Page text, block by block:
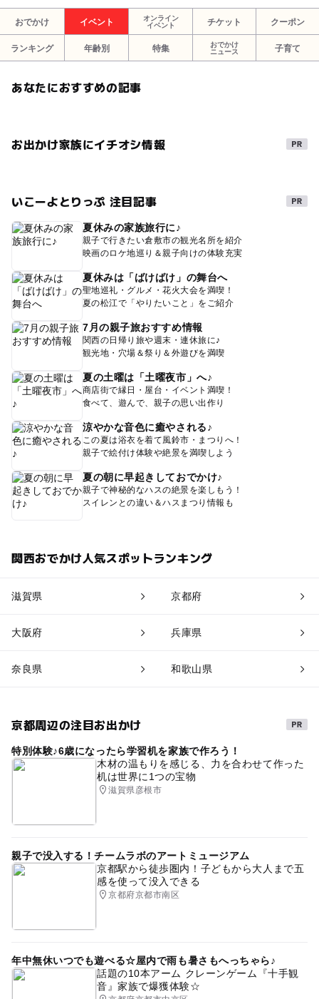
おでかけ イベント
オンライン
イベント
チケット クーポン
ランキング 年齢別 特集
おでかけ
ニュース
子育て
あなたにおすすめの記事
お出かけ家族にイチオシ情報
いこーよとりっぷ 注目記事
夏休みの家族旅行に♪
親子で行きたい倉敷市の観光名所を紹介
映画のロケ地巡り＆親子向けの体験充実
夏休みは「ばけばけ」の舞台へ
聖地巡礼・グルメ・花火大会を満喫！
夏の松江で「やりたいこと」をご紹介
7月の親子旅おすすめ情報
関西の日帰り旅や週末・連休旅に♪
観光地・穴場＆祭り＆外遊びを満喫
夏の土曜は「土曜夜市」へ♪
商店街で縁日・屋台・イベント満喫！
食べて、遊んで、親子の思い出作り
涼やかな音色に癒やされる♪
この夏は浴衣を着て風鈴市・まつりへ！
親子で絵付け体験や絶景を満喫しよう
夏の朝に早起きしておでかけ♪
親子で神秘的なハスの絶景を楽しもう！
スイレンとの違い＆ハスまつり情報も
関西おでかけ人気スポットランキング
滋賀県 京都府
大阪府 兵庫県
奈良県 和歌山県
京都周辺の注目お出かけ
特別体験♪6歳になったら学習机を家族で作ろう！
木材の温もりを感じる、力を合わせて作った
机は世界に1つの宝物
滋賀県彦根市
親子で没入する！チームラボのアートミュージアム
京都駅から徒歩圏内！子どもから大人まで五
感を使って没入できる
京都府京都市南区
年中無休いつでも遊べる☆屋内で雨も暑さもへっちゃら♪
話題の10本アーム クレーンゲーム『十手観
音』家族で爆獲体験☆